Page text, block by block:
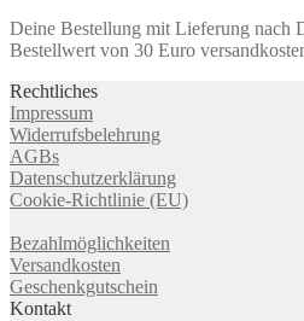
Deine Bestellung mit Lieferung nach
Bestellwert von 30 Euro
Rechtliches
Impressum
Widerrufsbelehrung
AGBs
Datenschutzerklärung
Cookie-Richtlinie (EU)
Bezahlmöglichkeiten
Versandkosten
Geschenkgutschein
Kontakt